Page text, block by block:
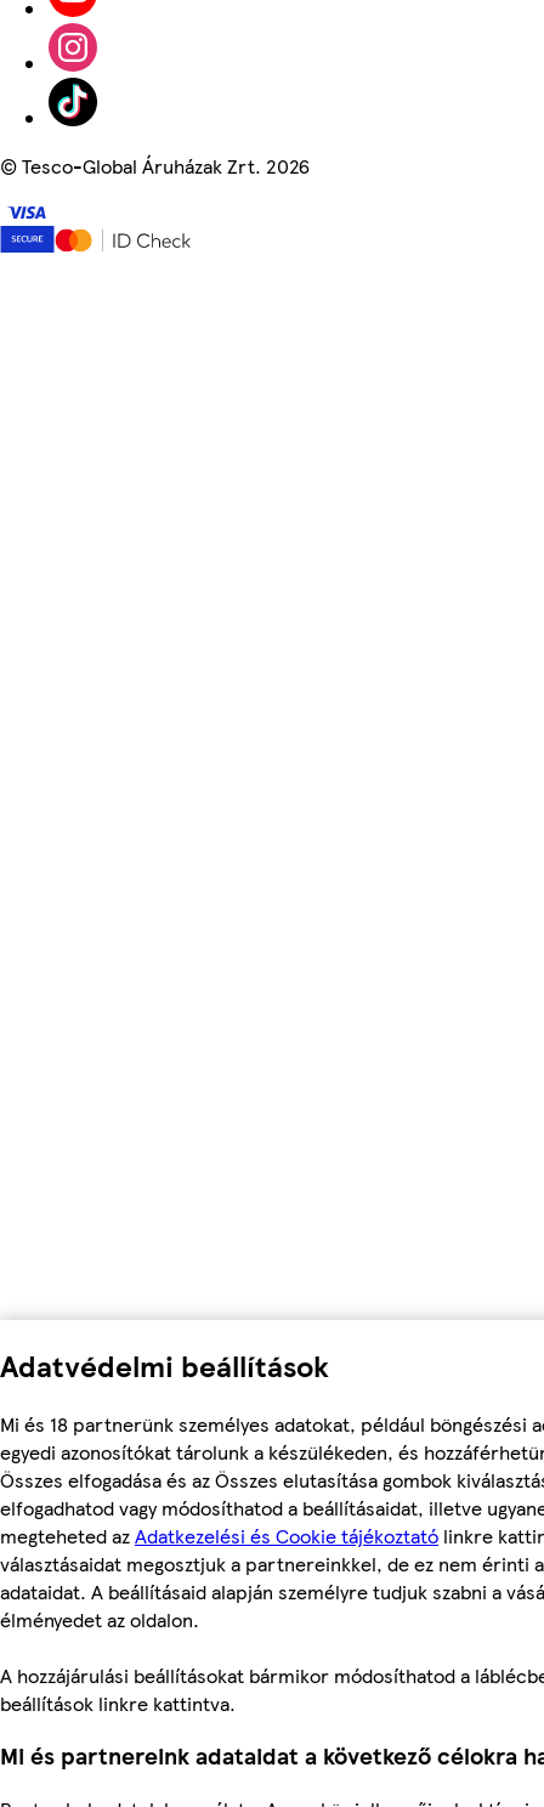
Adatvédelmi beállítások
Mi és 18 partnerünk személyes adatokat, például böngészési
egyedi azonosítókat tárolunk a készülékeden, és
Összes elfogadása és az Összes elutasítása gombok
elfogadhatod vagy módosíthatod a beállításaidat, illetve
megteheted azAdatkezelési és Cookie tájékoztató linkre
választásaidat megosztjuk a partnereinkkel, de ez nem érinti
adataidat. A beállításaid alapján személyre tudjuk szabni a
élményedet az oldalon.
A hozzájárulási beállításokat bármikor módosíthatod a
beállítások linkre kattintva.
Mi és partnereink adataidat a következő célokra
©Tesco-Global Áruházak Zrt. 2026